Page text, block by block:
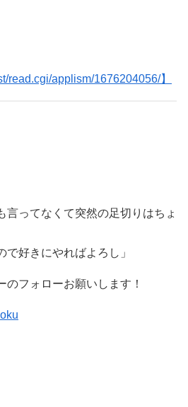
read.cgi/applism/1676204056/】
言ってなくて突然の足切りはちょ
で好きにやればよろし」
のフォローお願いします！